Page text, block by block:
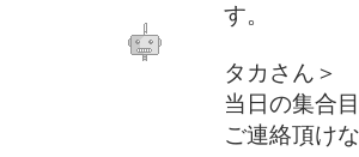
す。
タカさん＞
当日の集合
ご連絡頂け